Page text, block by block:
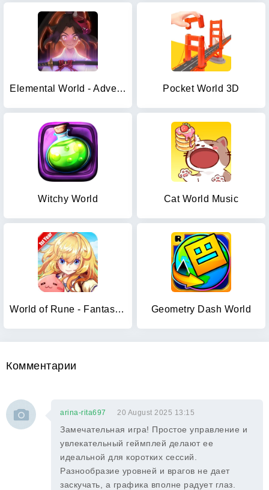
Elemental World - Adventure Pocket World 3D
Witchy World Cat World Music
World of Rune - Fantasy MMORPG Geometry Dash World
Комментарии
arina-rita697 20 August 2025 13:15
Замечательная игра! Простое управление и
увлекательный геймплей делают ее
идеальной для коротких сессий.
Разнообразие уровней и врагов не дает
заскучать, а графика вполне радует глаз.